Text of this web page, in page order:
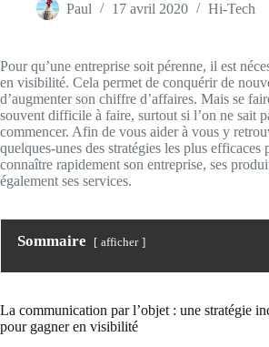
Paul 17 avril 2020 Hi-Tech
Pour qu’une entreprise soit pérenne, il est
en visibilité. Cela permet de conquérir de
d’augmenter son chiffre d’affaires. Mais se
souvent difficile à faire, surtout si l’on ne sait
commencer. Afin de vous aider à vous y
quelques-unes des stratégies les plus efficaces
connaître rapidement son entreprise, ses
également ses services.
Sommaire afficher
La communication par l’objet : une stratégie
pour gagner en visibilité